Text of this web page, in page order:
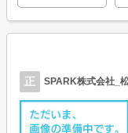
正 SPARK株式会社_